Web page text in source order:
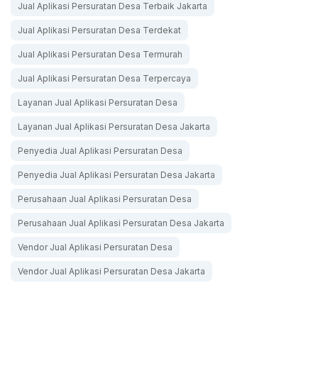
Jual Aplikasi Persuratan Desa Terbaik Jakarta
Jual Aplikasi Persuratan Desa Terdekat
Jual Aplikasi Persuratan Desa Termurah
Jual Aplikasi Persuratan Desa Terpercaya
Layanan Jual Aplikasi Persuratan Desa
Layanan Jual Aplikasi Persuratan Desa Jakarta
Penyedia Jual Aplikasi Persuratan Desa
Penyedia Jual Aplikasi Persuratan Desa Jakarta
Perusahaan Jual Aplikasi Persuratan Desa
Perusahaan Jual Aplikasi Persuratan Desa Jakarta
Vendor Jual Aplikasi Persuratan Desa
Vendor Jual Aplikasi Persuratan Desa Jakarta